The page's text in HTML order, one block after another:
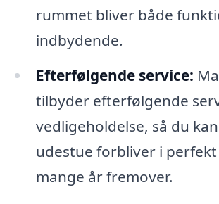
rummet bliver både
indbydende.
Efterfølgende service:
tilbyder efterfølgende
vedligeholdelse, så du
udestue forbliver i
mange år fremover.